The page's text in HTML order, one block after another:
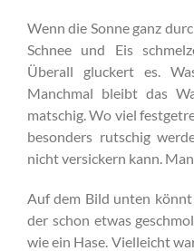
Wenn die Sonne ganz
Schnee und Eis
Überall gluckert es.
Manchmal bleibt das
matschig. Wo viel
besonders rutschig
nicht versickern kann.
Auf dem Bild unten könnt
der schon etwas
wie ein Hase. Vielleicht